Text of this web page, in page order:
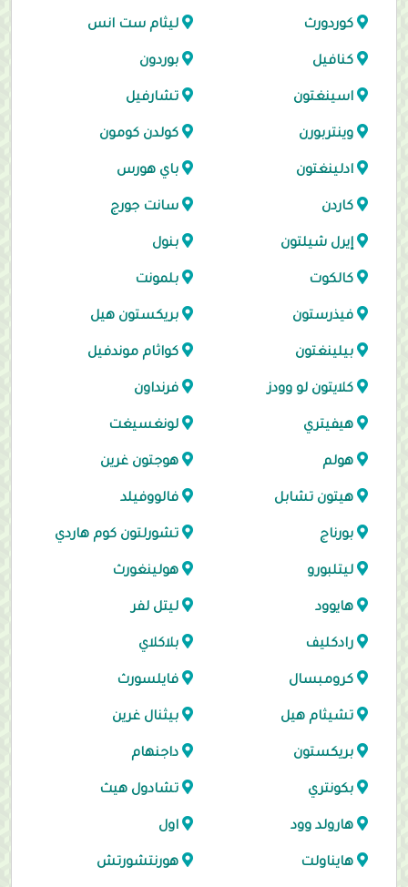
كوردورث ليثام ست انس
كنافيل بوردون
اسينغتون تشارفيل
وينتربورن كولدن كومون
ادلينغتون باي هورس
كاردن سانت جورج
إيرل شيلتون بنول
كالكوت بلمونت
فيذرستون بريكستون هيل
بيلينغتون كواثام موندفيل
كلايتون لو وودز فرنداون
هيفيتري لونغسيغت
هولم هوجتون غرين
هيتون تشابل فالووفيلد
بورناج تشورلتون كوم هاردي
ليتلبورو هولينغورث
هايوود ليتل لفر
رادكليف بلاكلاي
كرومبسال فايلسورث
تشيثام هيل بيثنال غرين
بريكستون داجنهام
بكونتري تشادول هيث
هارولد وود اول
هايناولت هورنتشورتش